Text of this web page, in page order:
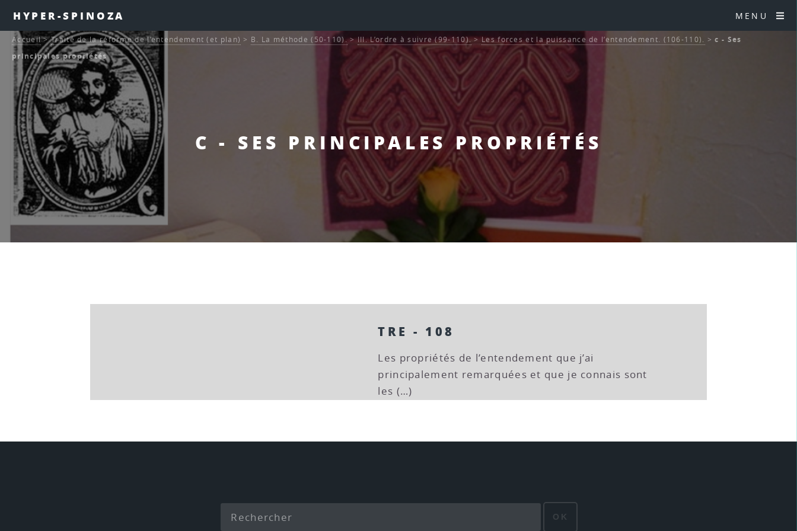
HYPER-SPINOZA MENU
C - SES PRINCIPALES PROPRIÉTÉS
Accueil>Traité de la réforme de l’entendement (et plan) > B. La méthode (50-110).>III. L’ordre à suivre (99-110).>Les forces et la puissance de l’entendement. (106-110). >c - Ses
principales propriétés
TRE - 108
Les propriétés de l’entendement que j’ai
principalement remarquées et que je connais sont
les (…)
OK